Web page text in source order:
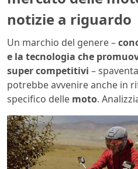
notizie a riguardo
Un marchio del genere –
e la tecnologia che
super competitivi –
potrebbe avvenire anche in
specifico delle moto.